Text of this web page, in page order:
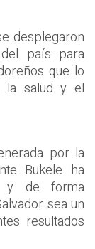
desplegaron
país para
que lo
la salud y el
por la
Bukele ha
y de forma
sea un
resultados